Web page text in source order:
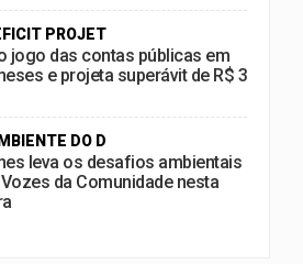
PROJET
jogo das contas públicas em
e projeta superávit de R$ 3
DO D
leva os desafios ambientais
da Comunidade nesta